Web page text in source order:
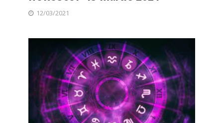
12/03/2021